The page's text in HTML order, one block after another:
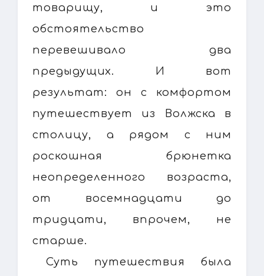
товарищу, и это
обстоятельство
перевешивало два
предыдущих. И вот
результат: он с комфортом
путешествует из Волжска в
столицу, а рядом с ним
роскошная брюнетка
неопределенного возраста,
от восемнадцати до
тридцати, впрочем, не
старше.
Суть путешествия была